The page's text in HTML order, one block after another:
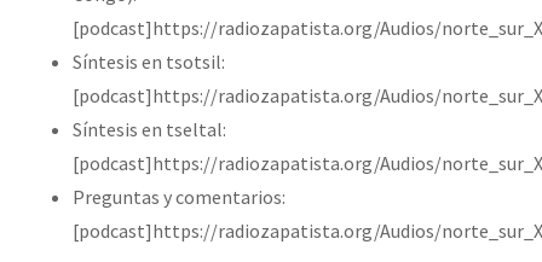
[podcast]https://radiozapatista.org/Audios/
Síntesis en tsotsil:
[podcast]https://radiozapatista.org/Audios/
Síntesis en tseltal:
[podcast]https://radiozapatista.org/Audios/
Preguntas y comentarios:
[podcast]https://radiozapatista.org/Audios/